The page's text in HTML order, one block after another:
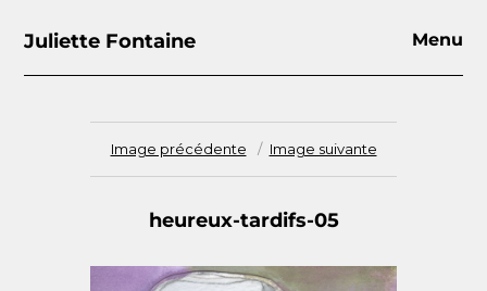
Juliette Fontaine Menu
Image précédente Image suivante
heureux-tardifs-05